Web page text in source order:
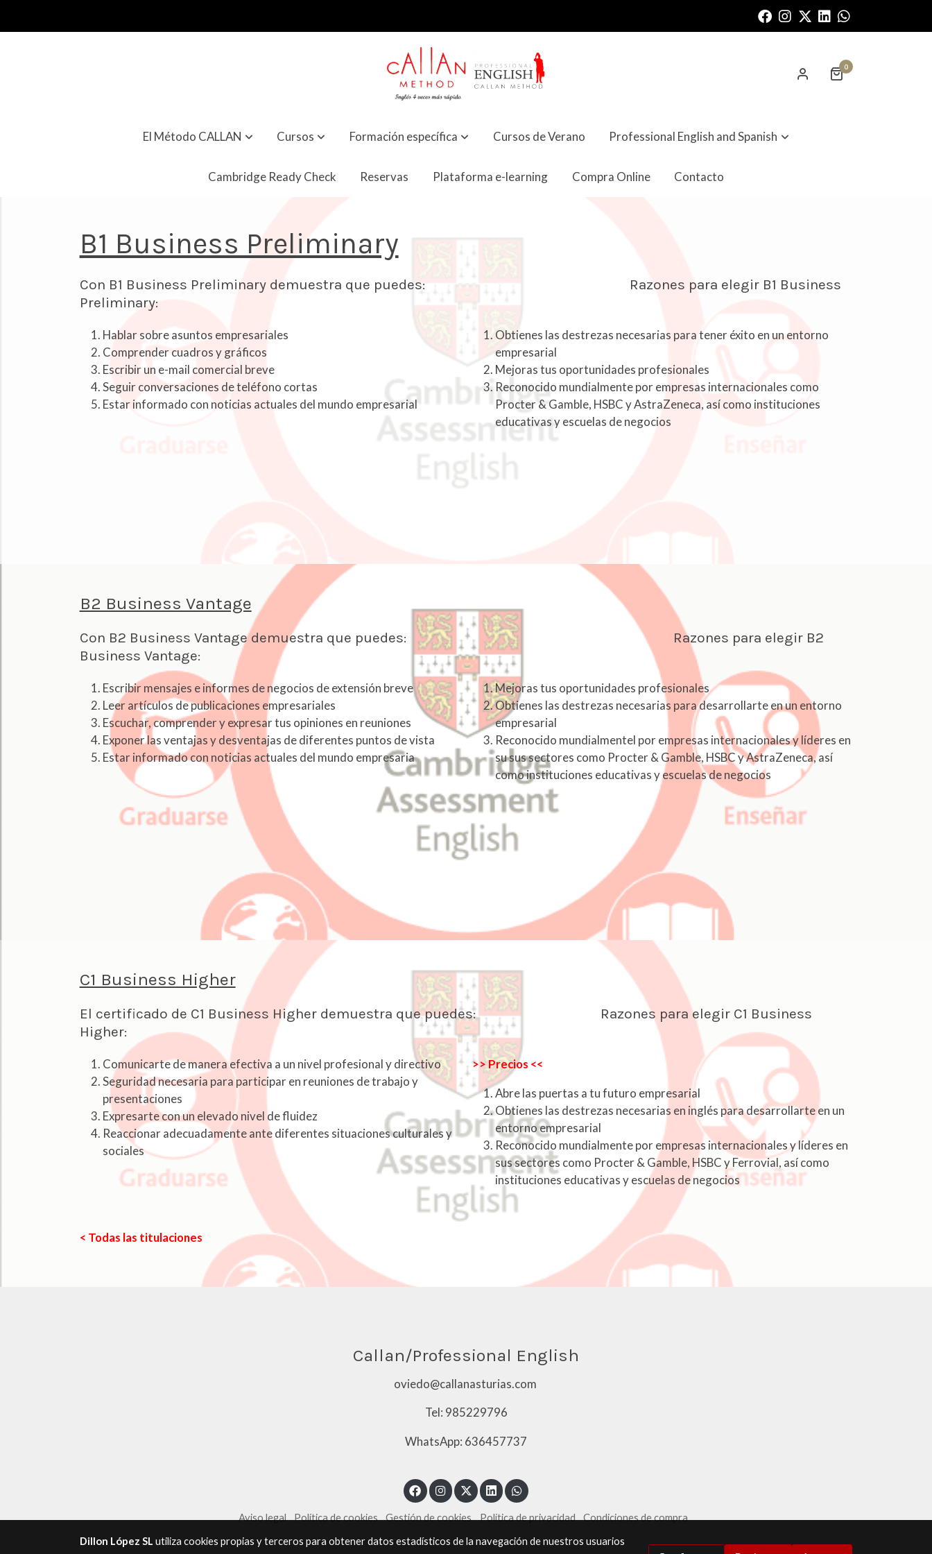
0
El Método CALLAN Cursos Formación específica Cursos de Verano Professional English and Spanish
Cambridge Ready Check Reservas Plataforma e-learning Compra Online Contacto
B1 Business Preliminary
Con B1 Business Preliminary demuestra que puedes: Razones para elegir B1 Business
Preliminary:
Hablar sobre asuntos empresariales
Comprender cuadros y gráficos
Escribir un e-mail comercial breve
Seguir conversaciones de teléfono cortas
Estar informado con noticias actuales del mundo empresarial
Obtienes las destrezas necesarias para tener éxito en un entorno
empresarial
Mejoras tus oportunidades profesionales
Reconocido mundialmente por empresas internacionales como
Procter & Gamble, HSBC y AstraZeneca, así como instituciones
educativas y escuelas de negocios
B2 Business Vantage
Con B2 Business Vantage demuestra que puedes: Razones para elegir B2
Business Vantage:
Escribir mensajes e informes de negocios de extensión breve
Leer artículos de publicaciones empresariales
Escuchar, comprender y expresar tus opiniones en reuniones
Exponer las ventajas y desventajas de diferentes puntos de vista
Estar informado con noticias actuales del mundo empresaria
Mejoras tus oportunidades profesionales
Obtienes las destrezas necesarias para desarrollarte en un entorno
empresarial
Reconocido mundialmentel por empresas internacionales y líderes en
su sus sectores como Procter & Gamble, HSBC y AstraZeneca, así
como instituciones educativas y escuelas de negocios
C1 Business Higher
El certificado de C1 Business Higher demuestra que puedes: Razones para elegir C1 Business
Higher:
Comunicarte de manera efectiva a un nivel profesional y directivo
Seguridad necesaria para participar en reuniones de trabajo y
presentaciones
Expresarte con un elevado nivel de fluidez
Reaccionar adecuadamente ante diferentes situaciones culturales y
sociales
< Todas las titulaciones
>> Precios <<
Abre las puertas a tu futuro empresarial
Obtienes las destrezas necesarias en inglés para desarrollarte en un
entorno empresarial
Reconocido mundialmente por empresas internacionales y líderes en
sus sectores como Procter & Gamble, HSBC y Ferrovial, así como
instituciones educativas y escuelas de negocios
Callan/Professional English
oviedo@callanasturias.com
Tel: 985229796
WhatsApp: 636457737
Aviso legal Política de cookies Gestión de cookies Política de privacidad Condiciones de compra
Dillon López SL utiliza cookies propias y terceros para obtener datos estadísticos de la navegación de nuestros usuarios